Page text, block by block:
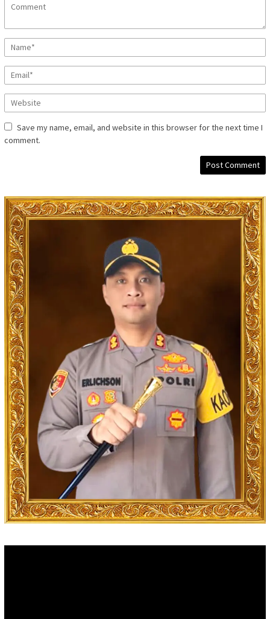
Save my name, email, and website in this browser for the next time I
comment.